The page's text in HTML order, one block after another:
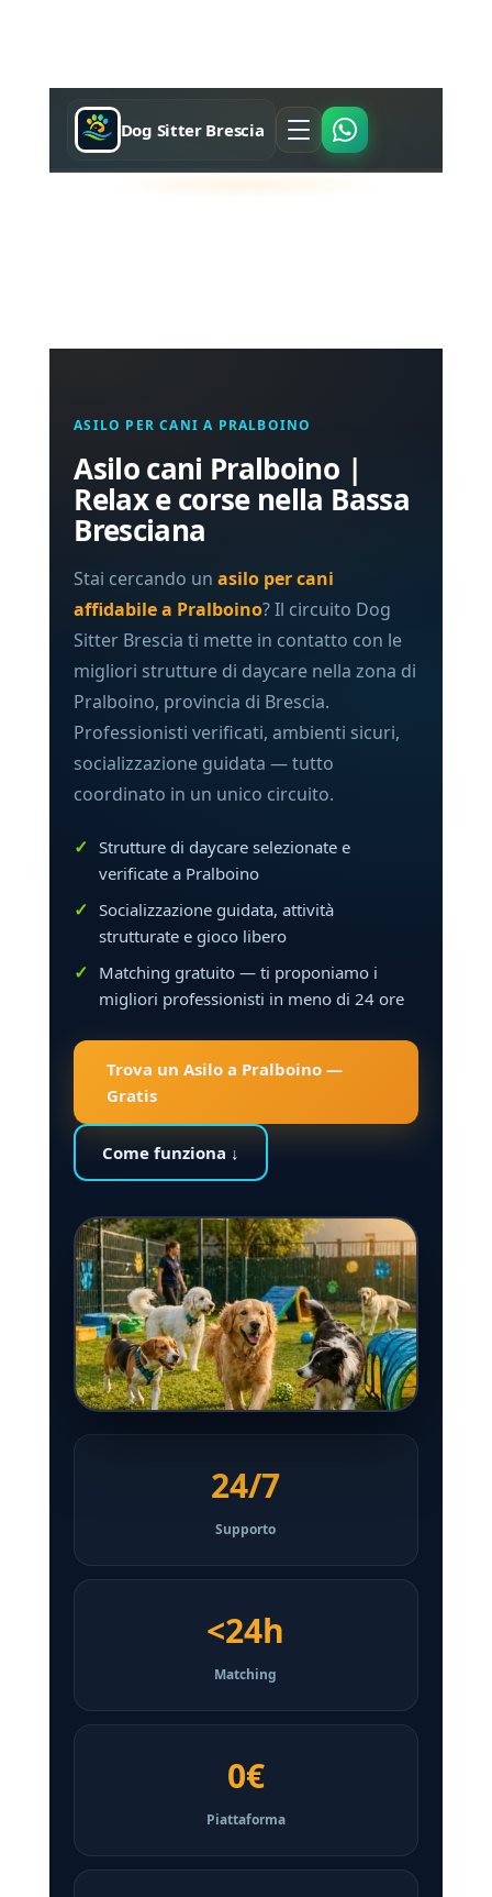
Dog Sitter Brescia
ASILO PER CANI A PRALBOINO
Asilo cani Pralboino |
Relax e corse nella Bassa
Bresciana
Stai cercando unasilo per cani
affidabile a Pralboino? Il circuito Dog
Sitter Brescia ti mette in contatto con le
migliori strutture di daycare nella zona di
Pralboino, provincia di Brescia.
Professionisti verificati, ambienti sicuri,
socializzazione guidata — tutto
coordinato in un unico circuito.
Strutture di daycare selezionate e
verificate a Pralboino
Socializzazione guidata, attività
strutturate e gioco libero
Matching gratuito — ti proponiamo i
migliori professionisti in meno di 24 ore
Trova un Asilo a Pralboino —
Gratis
Come funziona ↓
24/7
Supporto
<24h
Matching
0€
Piattaforma